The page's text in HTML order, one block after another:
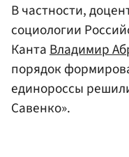
В частности,
социологии
КантаВладимир
порядок
единороссы
Савенко».